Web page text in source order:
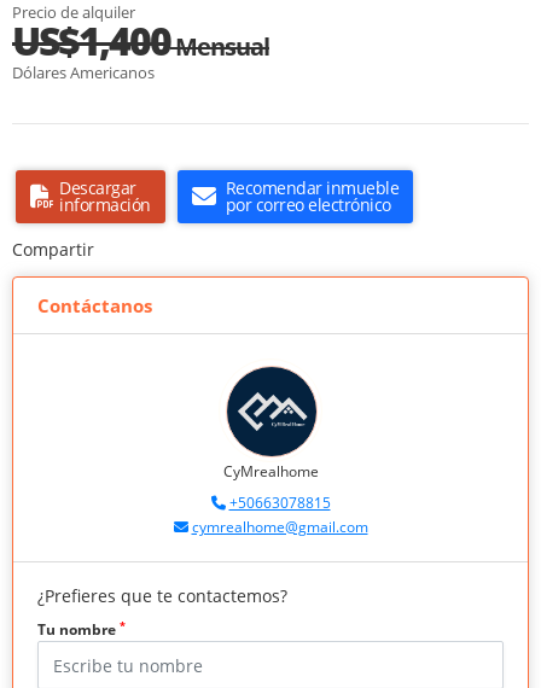
Precio de alquiler
US$1,400Mensual
Dólares Americanos
Descargar
información
Recomendar inmueble
por correo electrónico
Compartir
Contáctanos
CyMrealhome
+50663078815
cymrealhome@gmail.com
¿Prefieres que te contactemos?
Tu nombre *